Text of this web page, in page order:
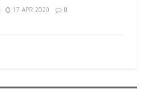
17 APR 2020 0